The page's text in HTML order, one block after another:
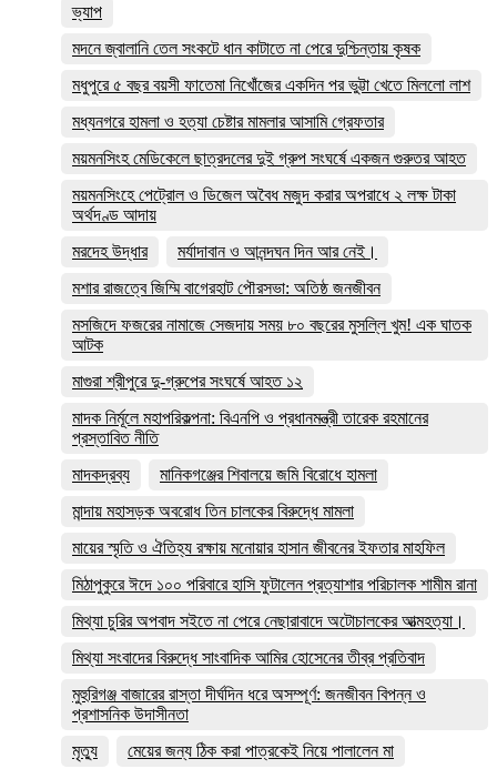
ভ্যাপ
মদনে জ্বালানি তেল সংকটে ধান কাটাতে না পেরে দুশ্চিন্তায় কৃষক
মধুপুরে ৫ বছর বয়সী ফাতেমা নিখোঁজের একদিন পর ভুট্টা খেতে মিললো লাশ
মধ্যনগরে হামলা ও হত্যা চেষ্টার মামলার আসামি গ্রেফতার
ময়মনসিংহ মেডিকেলে ছাত্রদলের দুই গ্রুপ সংঘর্ষে একজন গুরুতর আহত
ময়মনসিংহে পেট্রোল ও ডিজেল অবৈধ মজুদ করার অপরাধে ২ লক্ষ টাকা
অর্থদণ্ড আদায়
মরদেহ উদ্ধার
মর্যাদাবান ও আনন্দঘন দিন আর নেই।
মশার রাজত্বে জিম্মি বাগেরহাট পৌরসভা: অতিষ্ঠ জনজীবন
মসজিদে ফজরের নামাজে সেজদায় সময় ৮০ বছরের মুসল্লি খুম! এক ঘাতক
আটক
মাগুরা শ্রীপুরে দু-গ্রুপের সংঘর্ষে আহত ১২
মাদক নির্মূলে মহাপরিকল্পনা: বিএনপি ও প্রধানমন্ত্রী তারেক রহমানের
প্রস্তাবিত নীতি
মাদকদ্রব্য
মানিকগঞ্জের শিবালয়ে জমি বিরোধে হামলা
মান্দায় মহাসড়ক অবরোধ তিন চালকের বিরুদ্ধে মামলা
মায়ের স্মৃতি ও ঐতিহ্য রক্ষায় মনোয়ার হাসান জীবনের ইফতার মাহফিল
মিঠাপুকুরে ঈদে ১০০ পরিবারে হাসি ফুটালেন প্রত্যাশার পরিচালক শামীম রানা
মিথ্যা চুরির অপবাদ সইতে না পেরে নেছারাবাদে অটোচালকের আত্মহত্যা।
মিথ্যা সংবাদের বিরুদ্ধে সাংবাদিক আমির হোসেনের তীব্র প্রতিবাদ
মুহুরিগঞ্জ বাজারের রাস্তা দীর্ঘদিন ধরে অসম্পূর্ণ: জনজীবন বিপন্ন ও
প্রশাসনিক উদাসীনতা
মৃত্যু
মেয়ের জন্য ঠিক করা পাত্রকেই নিয়ে পালালেন মা